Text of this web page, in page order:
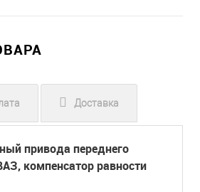
Доставка
привода переднего
компенсатор равности